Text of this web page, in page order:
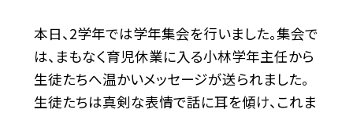
本日、2学年では学年集会を行いました。集会で
は、まもなく育児休業に入る小林学年主任から
生徒たちへ温かいメッセージが送られました。
生徒たちは真剣な表情で話に耳を傾け、これま